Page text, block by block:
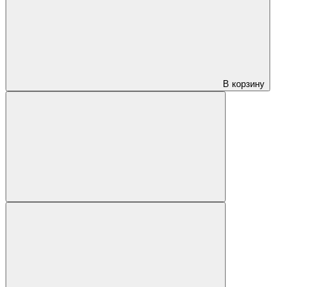
В корзину